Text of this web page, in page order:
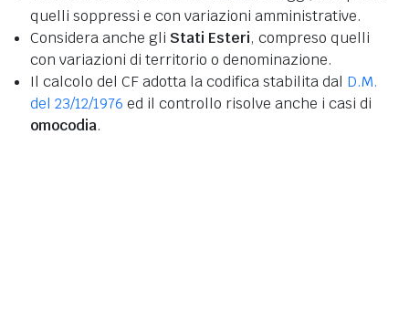
quelli soppressi e con variazioni amministrative.
Considera anche gli Stati Esteri, compreso quelli
con variazioni di territorio o denominazione.
Il calcolo del CF adotta la codifica stabilita dal D.M.
del 23/12/1976 ed il controllo risolve anche i casi di
omocodia.